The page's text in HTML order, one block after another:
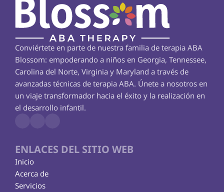
Conviértete en parte de nuestra familia de terapia ABA
Blossom: empoderando a niños en Georgia, Tennessee,
Carolina del Norte, Virginia y Maryland a través de
avanzadas técnicas de terapia ABA. Únete a nosotros en
un viaje transformador hacia el éxito y la realización en
el desarrollo infantil.
ENLACES DEL SITIO WEB
Inicio
Acerca de
Servicios